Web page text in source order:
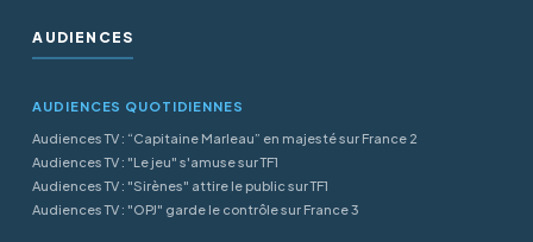
AUDIENCES
AUDIENCES QUOTIDIENNES
Audiences TV : “Capitaine Marleau” en majesté sur France 2
Audiences TV : "Le jeu" s'amuse sur TF1
Audiences TV : "Sirènes" attire le public sur TF1
Audiences TV : "OPJ" garde le contrôle sur France 3